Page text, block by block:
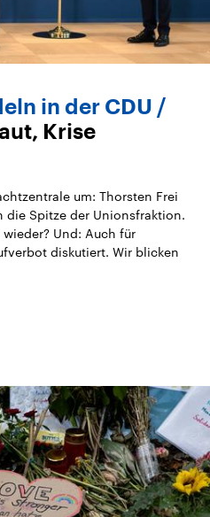
in der CDU
Krise
um: Thorsten Frei
die Spitze der Unionsfraktion.
Und: Auch für
diskutiert. Wir blicken